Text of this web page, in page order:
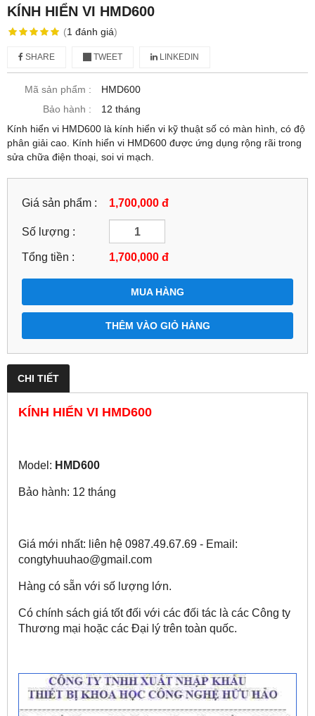
KÍNH HIỂN VI HMD600
(1 đánh giá)
SHARE TWEET LINKEDIN
Mã sản phẩm :
HMD600
Bảo hành :
12 tháng
Kính hiển vi HMD600 là kính hiển vi kỹ thuật số có màn hình, có độ
phân giải cao. Kính hiển vi HMD600 được ứng dụng rộng rãi trong
sửa chữa điện thoại, soi vi mạch.
Giá sản phẩm : 1,700,000 đ
Số lượng :
Tổng tiền : 1,700,000 đ
MUA HÀNG
THÊM VÀO GIỎ HÀNG
CHI TIẾT
KÍNH HIỂN VI HMD600
Model: HMD600
Bảo hành: 12 tháng
Giá mới nhất: liên hệ 0987.49.67.69 - Email:
congtyhuuhao@gmail.com
Hàng có sẵn với số lượng lớn.
Có chính sách giá tốt đối với các đối tác là các Công ty
Thương mại hoặc các Đại lý trên toàn quốc.